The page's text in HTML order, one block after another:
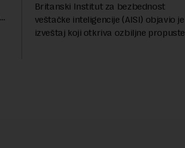
Britanski Institut za bezbednost
veštačke inteligencije (AISI) objavio je
izveštaj koji otkriva ozbiljne propuste